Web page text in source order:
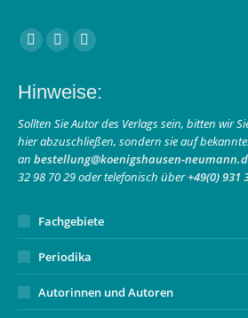
Finden Sie uns auf:
Facebook
opens
in
new
window
Instagram
opens
in
new
window
E-
page
opens
in
new
window
Hinweise:
Sollten Sie Autor des Verlags sein, bitten wir
hier abzuschließen, sondern sie auf
an bestellung@koenigshausen-
32 98 70 29 oder telefonisch über+49(0) 931
Fachgebiete
Periodika
Autorinnen und Autoren